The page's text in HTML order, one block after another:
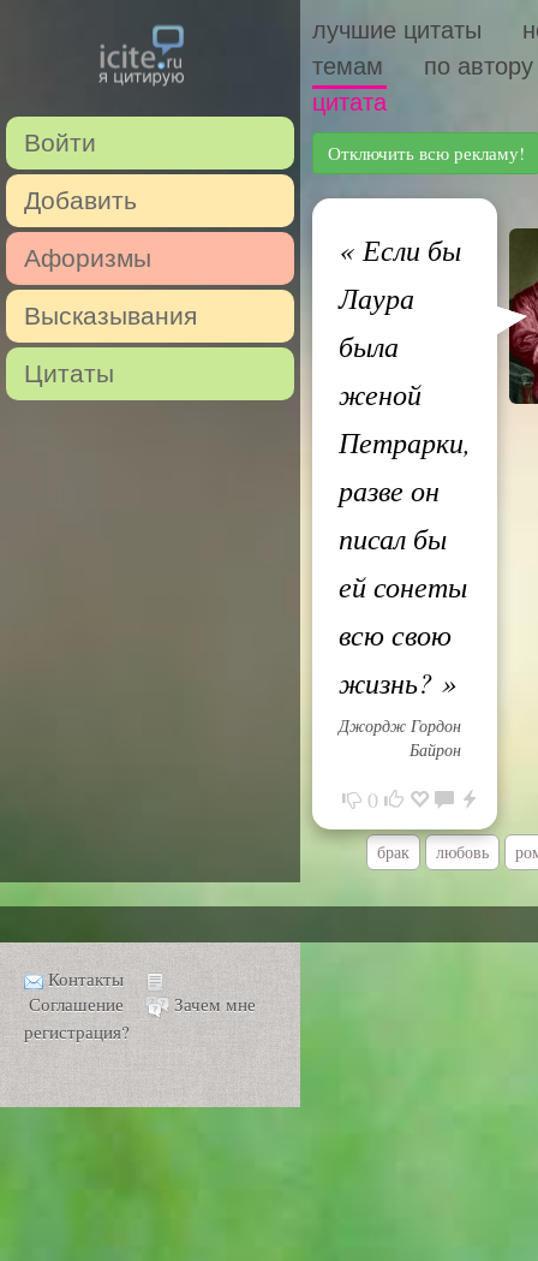
Войти
Добавить
Афоризмы
Высказывания
Цитаты
лучшие цитаты
темам
по автору
цитата
Отключить всю рекламу!
«Если бы
Лаура
была
женой
Петрарки,
разве он
писал бы
ей сонеты
всю свою
жизнь? »
Джордж Гордон
Байрон
0
брак любовь
Контакты
Соглашение
Зачем мне
регистрация?